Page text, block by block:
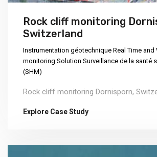
Rock cliff monitoring
Switzerland
Instrumentation géotechnique Real Time and
monitoring Solution Surveillance de la santé
(SHM)
Rock cliff monitoring Dornisporn,
Explore Case Study